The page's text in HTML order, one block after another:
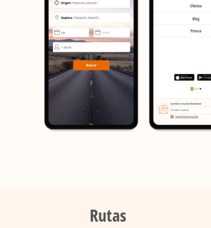
Rutas